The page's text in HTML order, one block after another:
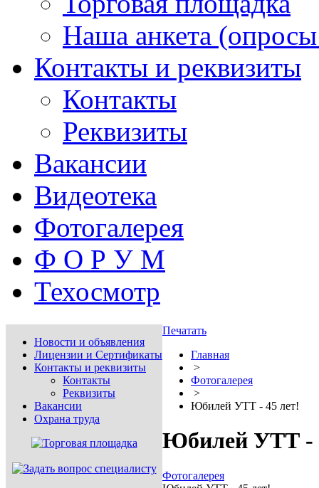
Наша анкета (опросы
Контакты и реквизиты
Контакты
Реквизиты
Вакансии
Видеотека
Фотогалерея
Ф О Р У М
Техосмотр
Новости и объявления
Лицензии и Сертификаты
Контакты и реквизиты
Контакты
Реквизиты
Вакансии
Охрана труда
Печатать
Главная
>
Фотогалерея
>
Юбилей УТТ - 45 лет!
Юбилей УТТ -
Фотогалерея